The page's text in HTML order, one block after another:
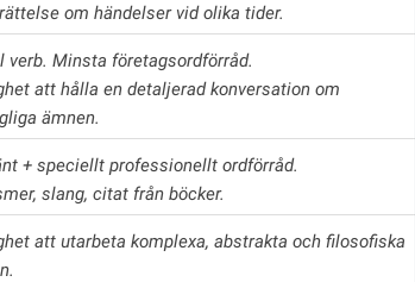
om händelser vid olika tider.
verb. Minsta företagsordförråd.
att hålla en detaljerad konversation om
ämnen.
+ speciellt professionellt ordförråd.
slang, citat från böcker.
att utarbeta komplexa, abstrakta och filosofiska